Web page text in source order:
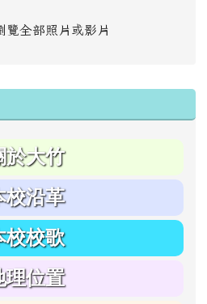
覽全部照片或影片
於大竹
校沿革
校校歌
理位置